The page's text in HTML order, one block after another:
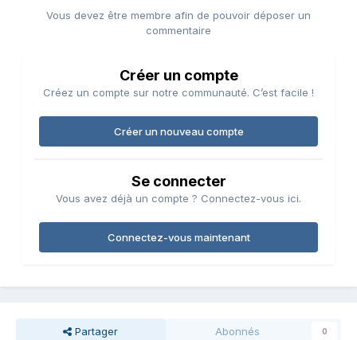
Vous devez être membre afin de pouvoir déposer un
commentaire
Créer un compte
Créez un compte sur notre communauté. C’est facile !
Créer un nouveau compte
Se connecter
Vous avez déjà un compte ? Connectez-vous ici.
Connectez-vous maintenant
Partager Abonnés 0